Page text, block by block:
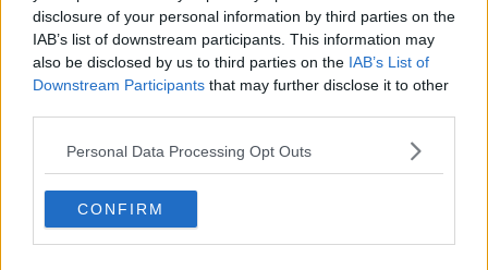
disclosure of your personal information by third parties on the
IAB’s list of downstream participants. This information may
also be disclosed by us to third parties on the IAB’s List of
Downstream Participants that may further disclose it to other
Personal Data Processing Opt Outs
CONFIRM